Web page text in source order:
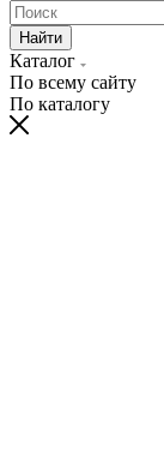
Найти
Каталог
По всему сайту
По каталогу